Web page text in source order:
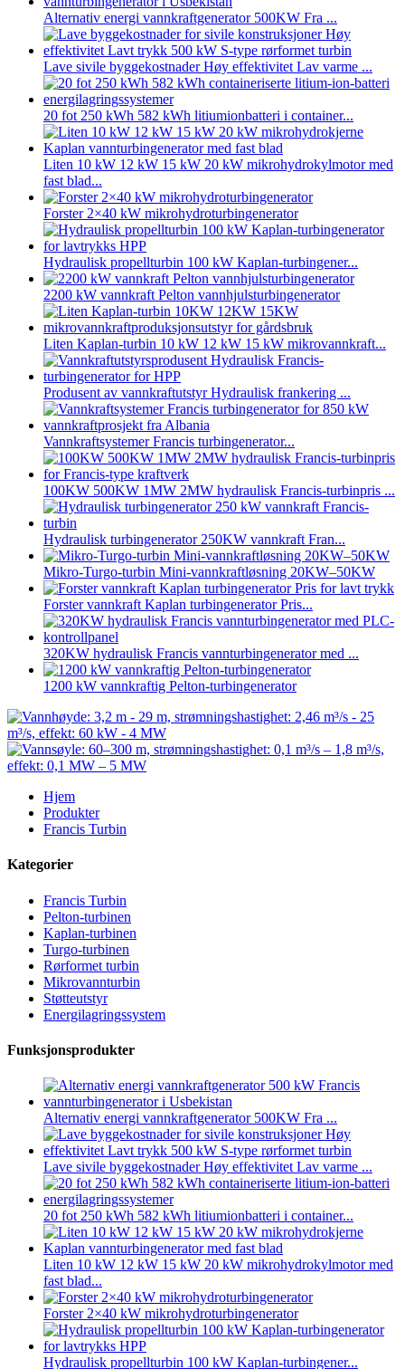
Alternativ energi vannkraftgenerator 500KW Fra ...
Lave sivile byggekostnader Høy effektivitet Lav varme ...
20 fot 250 kWh 582 kWh litiumionbatteri i container...
Liten 10 kW 12 kW 15 kW 20 kW mikrohydrokylmotor med
fast blad...
Forster 2×40 kW mikrohydroturbingenerator
Hydraulisk propellturbin 100 kW Kaplan-turbingener...
2200 kW vannkraft Pelton vannhjulsturbingenerator
Liten Kaplan-turbin 10 kW 12 kW 15 kW mikrovannkraft...
Produsent av vannkraftutstyr Hydraulisk frankering ...
Vannkraftsystemer Francis turbingenerator...
100KW 500KW 1MW 2MW hydraulisk Francis-turbinpris ...
Hydraulisk turbingenerator 250KW vannkraft Fran...
Mikro-Turgo-turbin Mini-vannkraftløsning 20KW–50KW
Forster vannkraft Kaplan turbingenerator Pris...
320KW hydraulisk Francis vannturbingenerator med ...
1200 kW vannkraftig Pelton-turbingenerator
Hjem
Produkter
Francis Turbin
Kategorier
Francis Turbin
Pelton-turbinen
Kaplan-turbinen
Turgo-turbinen
Rørformet turbin
Mikrovannturbin
Støtteutstyr
Energilagringssystem
Funksjonsprodukter
Alternativ energi vannkraftgenerator 500KW Fra ...
Lave sivile byggekostnader Høy effektivitet Lav varme ...
20 fot 250 kWh 582 kWh litiumionbatteri i container...
Liten 10 kW 12 kW 15 kW 20 kW mikrohydrokylmotor med
fast blad...
Forster 2×40 kW mikrohydroturbingenerator
Hydraulisk propellturbin 100 kW Kaplan-turbingener...